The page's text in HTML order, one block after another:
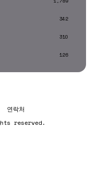
342
310
126
연락처
reserved.